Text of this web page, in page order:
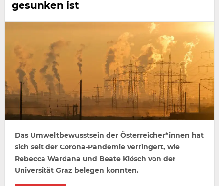
gesunken ist
Das Umweltbewusstsein der Österreicher*innen hat
sich seit der Corona-Pandemie verringert, wie
Rebecca Wardana und Beate Klösch von der
Universität Graz belegen konnten.